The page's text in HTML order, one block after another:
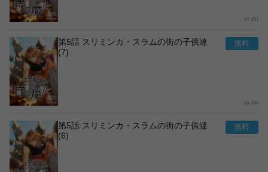
231
第5話 スリミンカ・スラムの街の子供達
(7)
240
第5話 スリミンカ・スラムの街の子供達
(6)